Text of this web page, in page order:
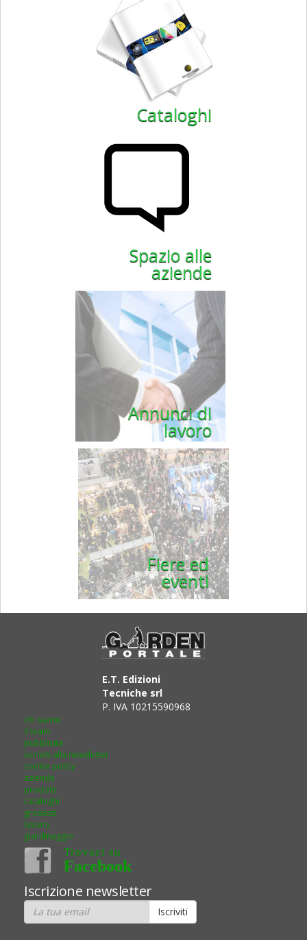
Cataloghi
Spazio alle
aziende
Annunci di
lavoro
Fiere ed
eventi
E.T. Edizioni
Tecniche srl
P. IVA 10215590968
chi siamo
il team
pubblicita'
iscriviti alla newsletter
cookie policy
aziende
prodotti
cataloghi
grossisti
lavoro
giardinaggio
Trovaci su
Facebook
Iscrizione newsletter